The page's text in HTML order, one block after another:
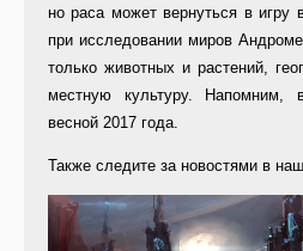
но раса может вернуться в игру
при исследовании миров
только животных и растений,
местную культуру. Напомним,
весной 2017 года.
Также следите за новостями в